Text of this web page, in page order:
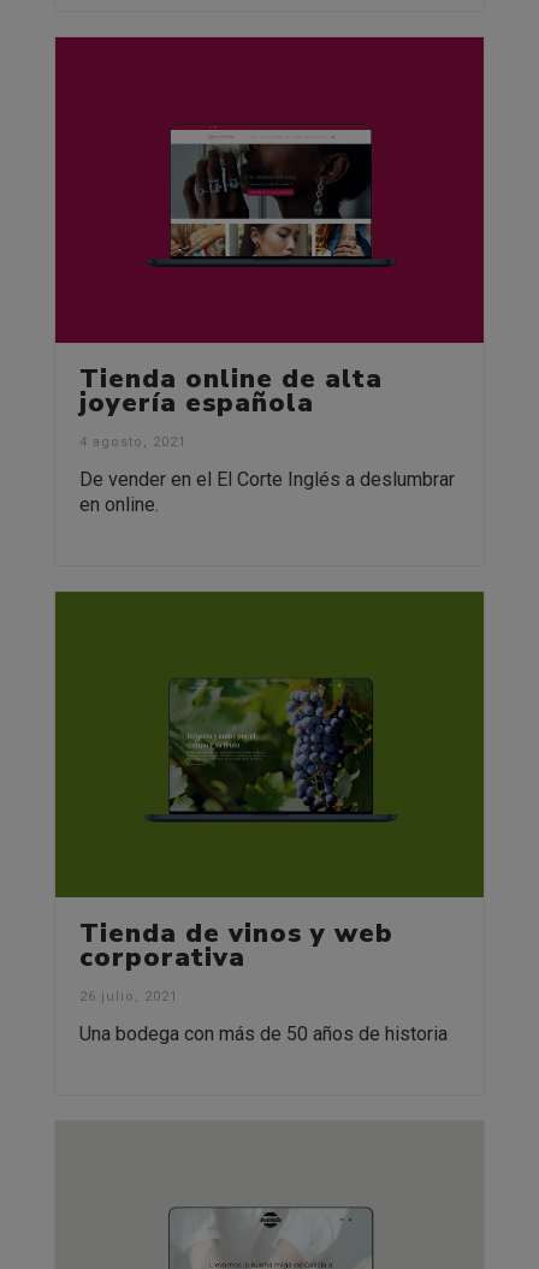
Tienda online de alta
joyería española
4 agosto, 2021
De vender en el El Corte Inglés a deslumbrar
en online.
Tienda de vinos y web
corporativa
26 julio, 2021
Una bodega con más de 50 años de historia